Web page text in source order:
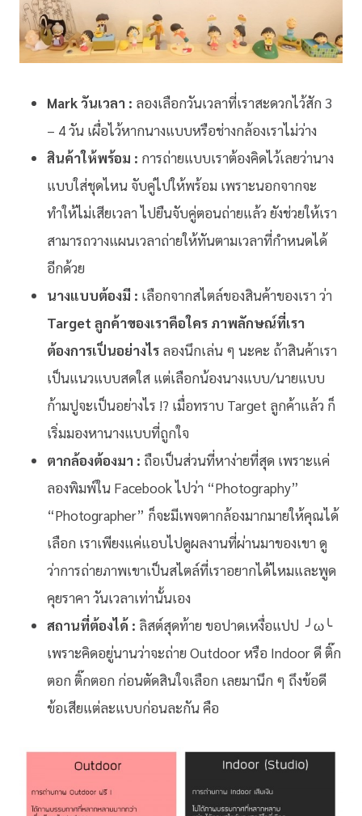
Mark วันเวลา : ลองเลือกวันเวลาที่เราสะดวกไว้สัก 3
– 4 วัน เผื่อไว้หากนางแบบหรือช่างกล้องเราไม่ว่าง
สินค้าให้พร้อม : การถ่ายแบบเราต้องคิดไว้เลยว่านาง
แบบใส่ชุดไหน จับคู่ไปให้พร้อม เพราะนอกจากจะ
ทำให้ไม่เสียเวลา ไปยืนจับคู่ตอนถ่ายแล้ว ยังช่วยให้เรา
สามารถวางแผนเวลาถ่ายให้ทันตามเวลาที่กำหนดได้
อีกด้วย
นางแบบต้องมี : เลือกจากสไตล์ของสินค้าของเรา ว่า
Target ลูกค้าของเราคือใคร ภาพลักษณ์ที่เรา
ต้องการเป็นอย่างไร ลองนึกเล่น ๆ นะคะ ถ้าสินค้าเรา
เป็นแนวแบบสดใส แต่เลือกน้องนางแบบ/นายแบบ
ก้ามปูจะเป็นอย่างไร !? เมื่อทราบ Target ลูกค้าแล้ว ก็
เริ่มมองหานางแบบที่ถูกใจ
ตากล้องต้องมา : ถือเป็นส่วนที่หาง่ายที่สุด เพราะแค่
ลองพิมพ์ใน Facebook ไปว่า “Photography”
“Photographer” ก็จะมีเพจตากล้องมากมายให้คุณได้
เลือก เราเพียงแค่แอบไปดูผลงานที่ผ่านมาของเขา ดู
ว่าการถ่ายภาพเขาเป็นสไตล์ที่เราอยากได้ไหมและพูด
คุยราคา วันเวลาเท่านั้นเอง
สถานที่ต้องได้ : ลิสต์สุดท้าย ขอปาดเหงื่อแปป ╯ω╰
เพราะคิดอยู่นานว่าจะถ่าย Outdoor หรือ Indoor ดี ติ๊ก
ตอก ติ๊กตอก ก่อนตัดสินใจเลือก เลยมานึก ๆ ถึงข้อดี
ข้อเสียแต่ละแบบก่อนละกัน คือ